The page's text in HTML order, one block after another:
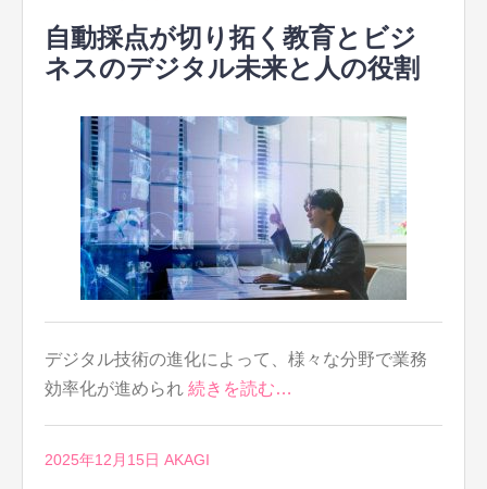
自動採点が切り拓く教育とビジ
ネスのデジタル未来と人の役割
デジタル技術の進化によって、様々な分野で業務
効率化が進められ 続きを読む…
2025年12月15日 AKAGI